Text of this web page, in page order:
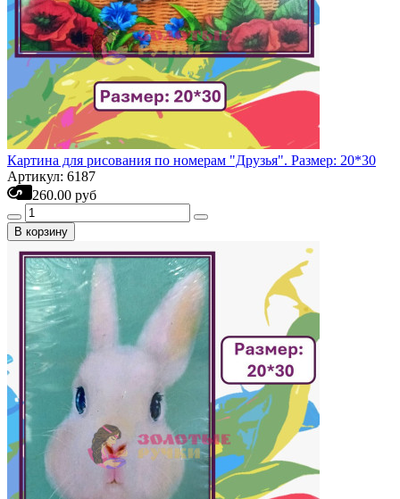
Картина для рисования по номерам "Друзья". Размер: 20*30
Артикул: 6187
260.00 руб
В корзину